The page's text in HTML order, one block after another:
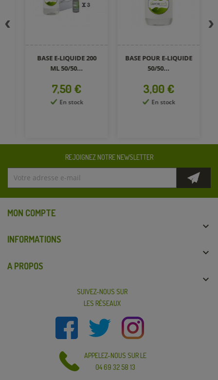
BASE E-LIQUIDE 200
ML 50/50...
Prix
7,50 €
En stock
BASE POUR E-LIQUIDE
50/50...
Prix
3,00 €
En stock
REJOIGNEZ NOTRE NEWSLETTER
MON COMPTE

INFORMATIONS

A PROPOS

SUIVEZ-NOUS SUR
LES RÉSEAUX
APPELEZ-NOUS SUR LE
04 69 32 58 13